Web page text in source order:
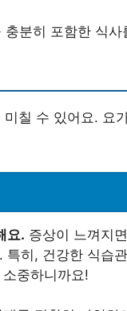
분히 포함한 식
칠 수 있어요. 요
요. 증상이 느껴지
히, 건강한 식습
중하니까요!